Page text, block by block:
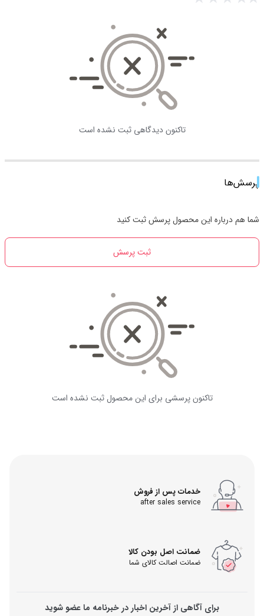
تاکنون دیدگاهی ثبت نشده است
پرسش‌ها
شما هم درباره این محصول پرسش ثبت کنید
ثبت پرسش
تاکنون پرسشی برای این محصول ثبت نشده است
خدمات پس از فروش
after sales service
ضمانت اصل بودن کالا
ضمانت اصالت کالای شما
برای آگاهی از آخرین اخبار در خبرنامه ما عضو شوید